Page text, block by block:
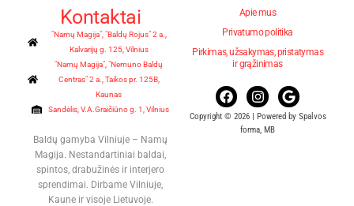
Kontaktai
"Namų Magija", "Baldų Rojus" 2 a.,
Kalvarijų g. 125, Vilnius
"Namų Magija", "Nemuno Baldų
Centras" 2 a., Taikos pr. 125B,
Kaunas
Sandėlis, V.A.Graičiūno g. 1, Vilnius
Baldų gamyba Vilniuje – Namų
Magija. Nestandartiniai baldai,
spintos, drabužinės ir interjero
sprendimai. Dirbame Vilniuje,
Kaune ir visoje Lietuvoje.
Apie mus
Privatumo politika
Pirkimas, užsakymas, pristatymas
ir grąžinimas
Copyright © 2026 | Powered by Spalvos
forma, MB